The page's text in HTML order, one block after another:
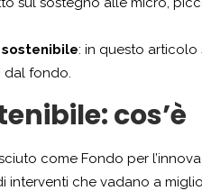
: in questo articolo
dal fondo.
cos’è
come Fondo per
interventi che vadano a